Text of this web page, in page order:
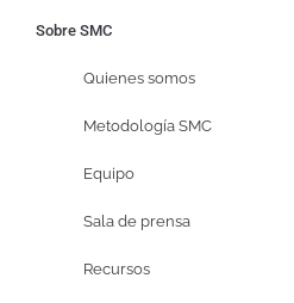
Sobre SMC
Quienes somos
Metodología SMC
Equipo
Sala de prensa
Recursos